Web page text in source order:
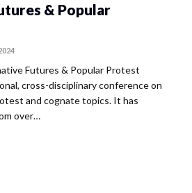
& Popular
Futures & Popular Protest
cross-disciplinary conference on
and cognate topics. It has
over…